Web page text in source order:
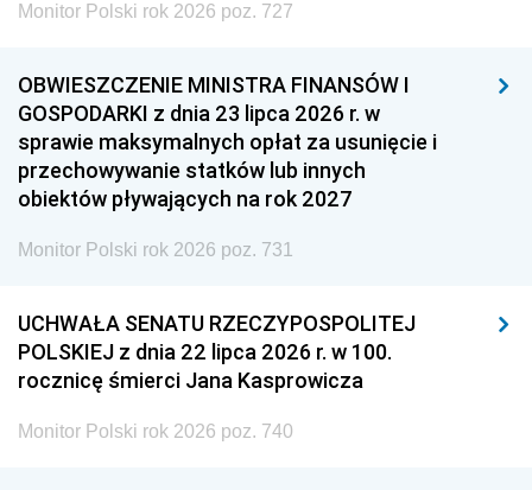
Monitor Polski rok 2026 poz. 727
OBWIESZCZENIE MINISTRA FINANSÓW I
GOSPODARKI z dnia 23 lipca 2026 r. w
sprawie maksymalnych opłat za usunięcie i
przechowywanie statków lub innych
obiektów pływających na rok 2027
Monitor Polski rok 2026 poz. 731
UCHWAŁA SENATU RZECZYPOSPOLITEJ
POLSKIEJ z dnia 22 lipca 2026 r. w 100.
rocznicę śmierci Jana Kasprowicza
Monitor Polski rok 2026 poz. 740